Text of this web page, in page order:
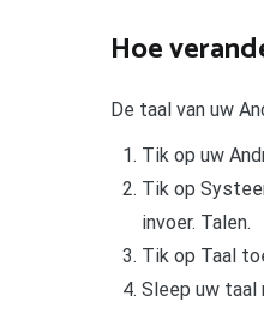
Hoe
De taal van uw
Tik op uw
Tik op
invoer. Talen.
Tik op Taal
Sleep uw taal